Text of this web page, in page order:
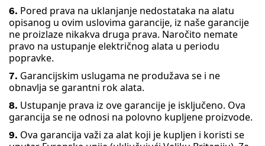
6. Pored prava na uklanjanje nedostataka na alatu
opisanog u ovim uslovima garancije, iz naše garancije
ne proizlaze nikakva druga prava. Naročito nemate
pravo na ustupanje električnog alata u periodu
popravke.
7. Garancijskim uslugama ne produžava se i ne
obnavlja se garantni rok alata.
8. Ustupanje prava iz ove garancije je isključeno. Ova
garancija se ne odnosi na polovno kupljene proizvode.
9. Ova garancija važi za alat koji je kupljen i koristi se